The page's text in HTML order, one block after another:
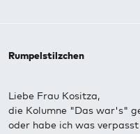
Rumpelstilzchen
Liebe Frau Kositza,
die Kolumne "Das war's"
oder habe ich was